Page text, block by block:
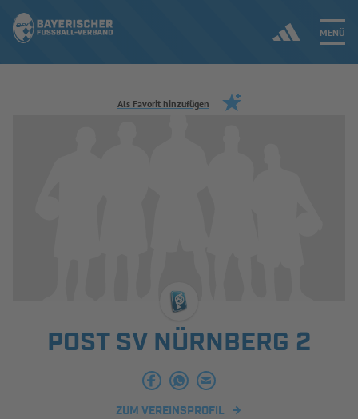
MENÜ
Jetzt einloggen
INFOTHEK SPIELPLUS
Als Favorit hinzufügen
POST SV NÜRNBERG 2
ZUM VEREINSPROFIL